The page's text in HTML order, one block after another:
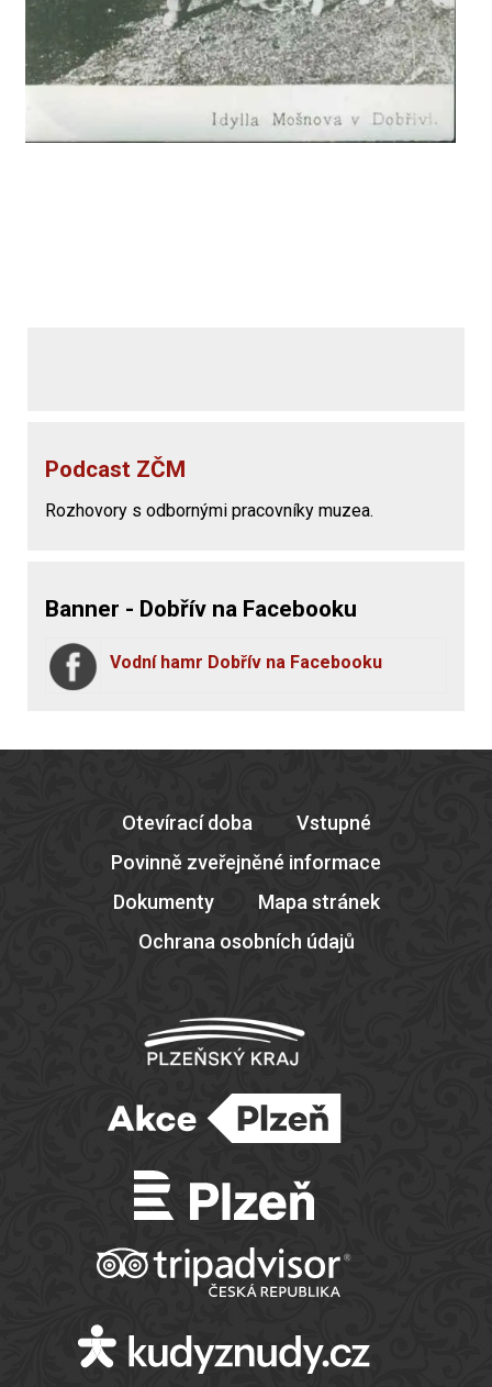
Podcast ZČM
Rozhovory s odbornými pracovníky muzea.
Banner - Dobřív na Facebooku
Vodní hamr Dobřív na Facebooku
Otevírací doba
Vstupné
Povinně zveřejněné informace
Dokumenty
Mapa stránek
Ochrana osobních údajů